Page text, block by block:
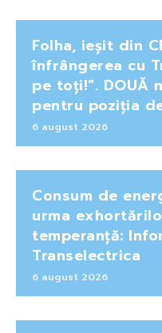
Folha, ieșit din
înfrângerea cu
pe toți!”. DOUĂ
pentru poziția
6 august 2026
Consum de
urma
temperanță:
Transelectrica
6 august 2026